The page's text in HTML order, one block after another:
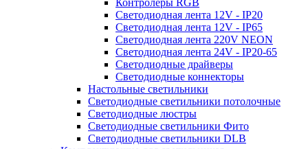
Светодиодная лента 12V - IP20
Светодиодная лента 12V - IP65
Светодиодная лента 220V NEON
Светодиодная лента 24V - IP20-65
Светодиодные драйверы
Светодиодные коннекторы
Настольные светильники
Светодиодные светильники потолочные
Светодиодные люстры
Светодиодные светильники Фито
Светодиодные светильники DLB